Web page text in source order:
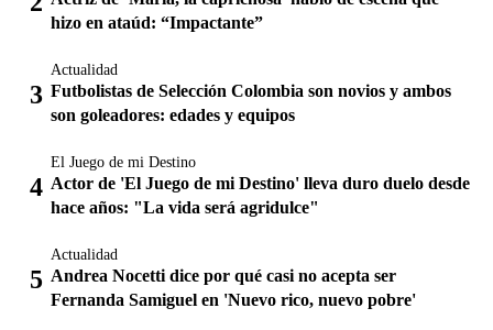
hizo en ataúd: “Impactante”
Actualidad
Futbolistas de Selección Colombia son novios y ambos
son goleadores: edades y equipos
El Juego de mi Destino
Actor de 'El Juego de mi Destino' lleva duro duelo desde
hace años: "La vida será agridulce"
Actualidad
Andrea Nocetti dice por qué casi no acepta ser
Fernanda Samiguel en 'Nuevo rico, nuevo pobre'